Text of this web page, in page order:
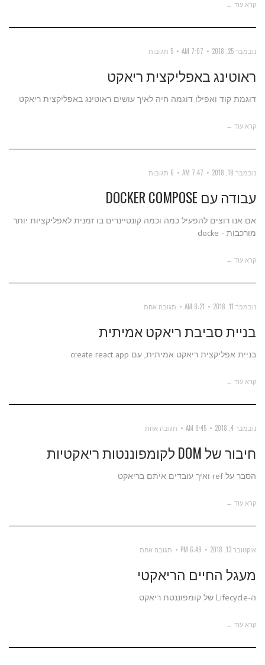
קרא עוד ←
נובמבר 25, 2018 7:07 AM 5 תגובות
ראוטינג באפליקצית ריאקט
דוגמת קוד ואפילו דוגמה חיה לאיך עושים ראוטינג באפליקצית ריאקט
קרא עוד ←
נובמבר 18, 2018 7:47 AM 6 תגובות
עבודה עם DOCKER COMPOSE
אם אנו רוצים להפעיל כמה וכמה קונטיינרים בו זמנית לאפליקציות יותר
מורכבות - docke
קרא עוד ←
נובמבר 11, 2018 8:21 AM תגובה אחת
בניית סביבת ריאקט אמיתית
בניית אפליקצית ריאקט אמיתית, עם create react app
קרא עוד ←
נובמבר 4, 2018 8:45 AM תגובה אחת
חיבור של DOM לקומפוננטות ריאקטיות
הסבר על ref ואיך עובדים איתם בריאקט
קרא עוד ←
אוקטובר 13, 2018 6:49 PM תגובה אחת
מעגל החיים הריאקטי
ה-Lifecycle של קומפוננטת ריאקט
קרא עוד ←